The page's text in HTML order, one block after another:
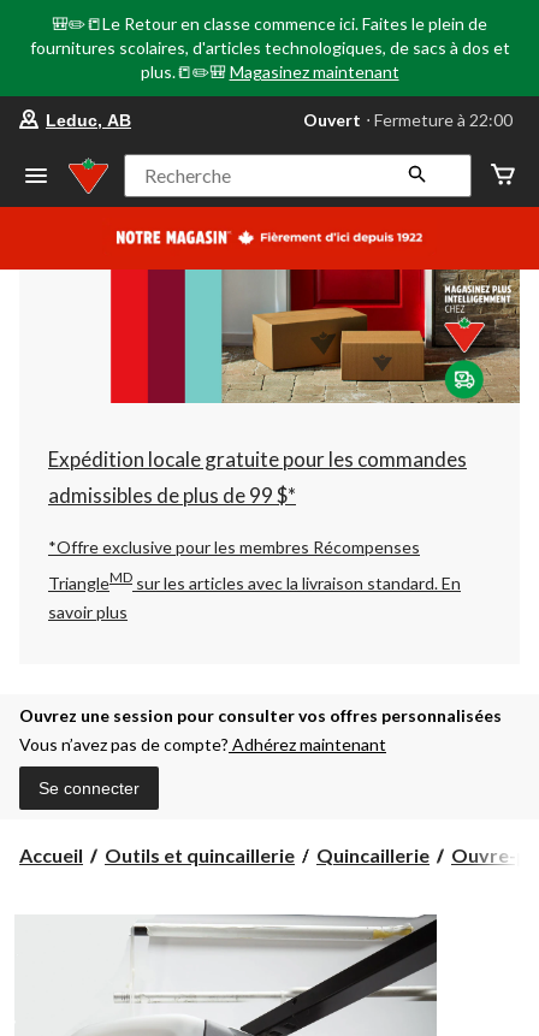
🎒✏️📒Le Retour en classe commence ici. Faites le plein de
fournitures scolaires, d'articles technologiques, de sacs à dos et
plus.📒✏️🎒 Magasinez maintenant
votre
préféré
Leduc,
AB,
courament
Fermeture
à
22:00
cliquer
pour
changer
Leduc, AB Ouvert ⋅ Fermeture à 22:00
Recherche
Expédition locale gratuite pour les commandes
admissibles de plus de 99 $*
*Offre exclusive pour les membres Récompenses
TriangleMD sur les articles avec la livraison standard.En
savoir plus
Ouvrez une session pour consulter vos offres personnalisées
Vous n’avez pas de compte? Adhérez maintenant
Se connecter
Accueil Outils et quincaillerie Quincaillerie Ouvre-